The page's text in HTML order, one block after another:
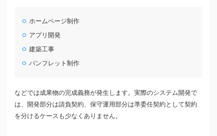
ホームページ制作
アプリ開発
建築工事
パンフレット制作
などでは成果物の完成義務が発生します。実際のシステム開発で
は、開発部分は請負契約、保守運用部分は準委任契約として契約
を分けるケースも少なくありません。